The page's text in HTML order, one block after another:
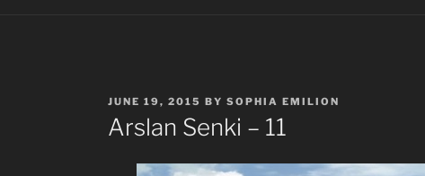
POSTED
ON
JUNE 19, 2015 BY SOPHIA EMILION
Arslan Senki – 11